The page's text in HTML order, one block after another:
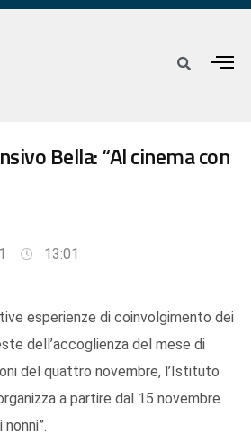
Bella: “Al cinema con
13:01
esperienze di coinvolgimento dei
dell’accoglienza del mese di
del quattro novembre, l’Istituto
a partire dal 15 novembre